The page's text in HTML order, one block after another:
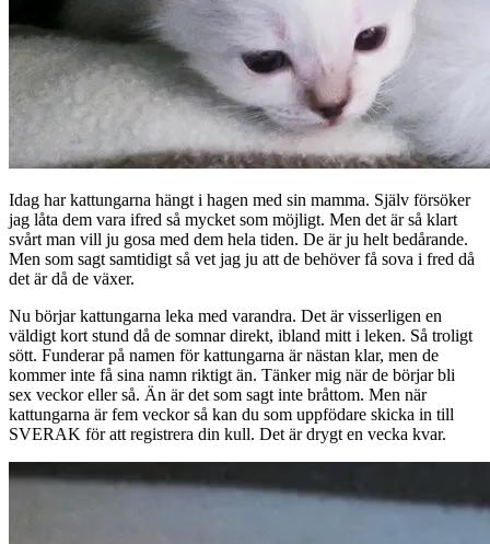
Idag har kattungarna hängt i hagen med sin mamma. Själv försöker
jag låta dem vara ifred så mycket som möjligt. Men det är så klart
svårt man vill ju gosa med dem hela tiden. De är ju helt bedårande.
Men som sagt samtidigt så vet jag ju att de behöver få sova i fred då
det är då de växer.
Nu börjar kattungarna leka med varandra. Det är visserligen en
väldigt kort stund då de somnar direkt, ibland mitt i leken. Så troligt
sött. Funderar på namen för kattungarna är nästan klar, men de
kommer inte få sina namn riktigt än. Tänker mig när de börjar bli
sex veckor eller så. Än är det som sagt inte bråttom. Men när
kattungarna är fem veckor så kan du som uppfödare skicka in till
SVERAK för att registrera din kull. Det är drygt en vecka kvar.